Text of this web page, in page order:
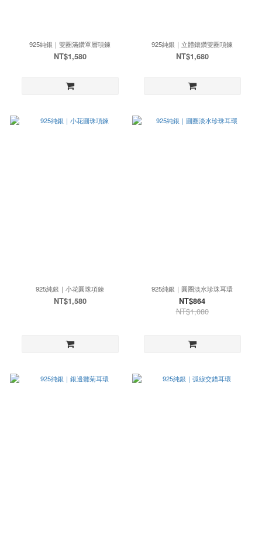
925純銀｜雙圈滿鑽單層項鍊
NT$1,580
925純銀｜立體鑲鑽雙圈項鍊
NT$1,680
925純銀｜小花圓珠項鍊
NT$1,580
925純銀｜圓圈淡水珍珠耳環
NT$864
NT$1,080